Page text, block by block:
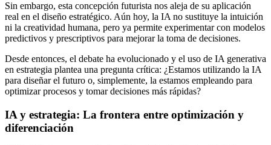
Sin embargo, esta concepción futurista nos aleja de su aplicación
real en el diseño estratégico. Aún hoy, la IA no sustituye la intuición
ni la creatividad humana, pero ya permite experimentar con modelos
predictivos y prescriptivos para mejorar la toma de decisiones.
Desde entonces, el debate ha evolucionado y el uso de IA generativa
en estrategia plantea una pregunta crítica: ¿Estamos utilizando la IA
para diseñar el futuro o, simplemente, la estamos empleando para
optimizar procesos y tomar decisiones más rápidas?
IA y estrategia: La frontera entre optimización y
diferenciación